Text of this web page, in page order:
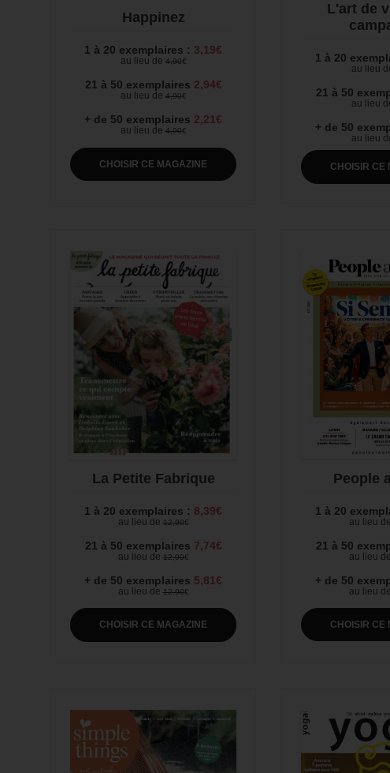
Happinez
1 à 20 exemplaires : 3,19€
au lieu de 4,90€
21 à 50 exemplaires 2,94€
au lieu de 4,90€
+ de 50 exemplaires 2,21€
au lieu de 4,90€
L'art de
1 à 20
au lieu
21 à 50
au lieu
+ de 50
au lieu
La Petite Fabrique
1 à 20 exemplaires : 8,39€
au lieu de 12,90€
21 à 50 exemplaires 7,74€
au lieu de 12,90€
+ de 50 exemplaires 5,81€
au lieu de 12,90€
People
1 à 20
au lieu de
21 à 50
au lieu de
+ de 50
au lieu de